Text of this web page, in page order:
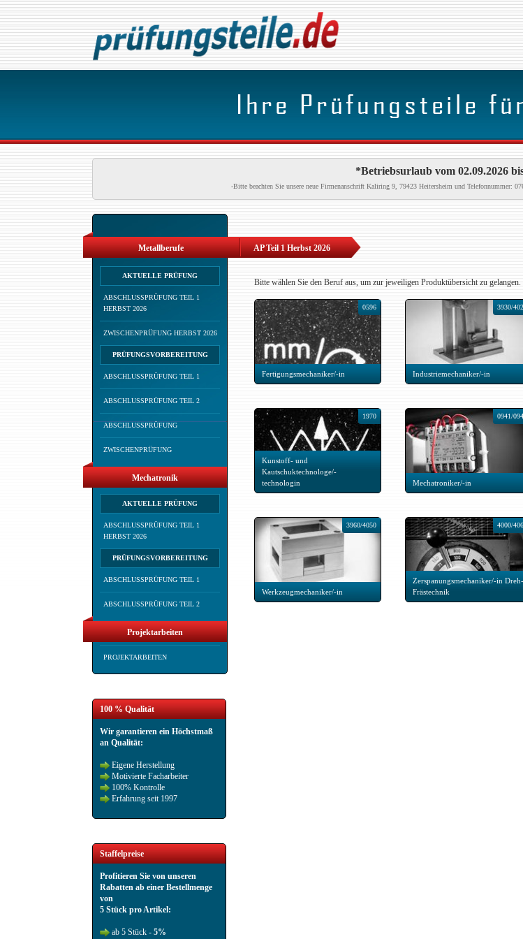
*Betriebsurlaub vom 02.09.2026
-Bitte beachten Sie unsere neue Firmenanschrift Kaliring 9, 79423 Heitersheim und Telefonnummer:
Metallberufe
AKTUELLE PRÜFUNG
ABSCHLUSSPRÜFUNG TEIL 1
HERBST 2026
ZWISCHENPRÜFUNG HERBST 2026
PRÜFUNGSVORBEREITUNG
ABSCHLUSSPRÜFUNG TEIL 1
ABSCHLUSSPRÜFUNG TEIL 2
ABSCHLUSSPRÜFUNG
ZWISCHENPRÜFUNG
Mechatronik
AKTUELLE PRÜFUNG
ABSCHLUSSPRÜFUNG TEIL 1
HERBST 2026
PRÜFUNGSVORBEREITUNG
ABSCHLUSSPRÜFUNG TEIL 1
ABSCHLUSSPRÜFUNG TEIL 2
Projektarbeiten
PROJEKTARBEITEN
100 % Qualität
Wir garantieren ein Höchstmaß
an Qualität:
Eigene Herstellung
Motivierte Facharbeiter
100% Kontrolle
Erfahrung seit 1997
Staffelpreise
Profitieren Sie von unseren
Rabatten ab einer Bestellmenge
von
5 Stück pro Artikel:
ab 5 Stück - 5%
AP Teil 1 Herbst 2026
Bitte wählen Sie den Beruf aus, um zur jeweiligen Produktübersicht zu gelangen.
0596
Fertigungsmechaniker/-in
3930/
Industriemechaniker/-in
1970
Kunstoff- und
Kautschuktechnologe/-
technologin
0941/
Mechatroniker/-in
3960/4050
Werkzeugmechaniker/-in
4000/
Zerspanungsmechaniker/-in Dreh-
Frästechnik